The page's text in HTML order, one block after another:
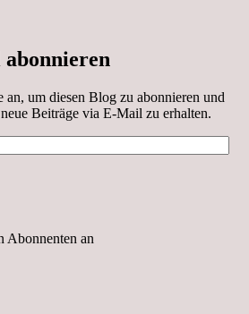
um diesen Blog zu abonnieren und
Beiträge via E-Mail zu erhalten.
Abonnenten an